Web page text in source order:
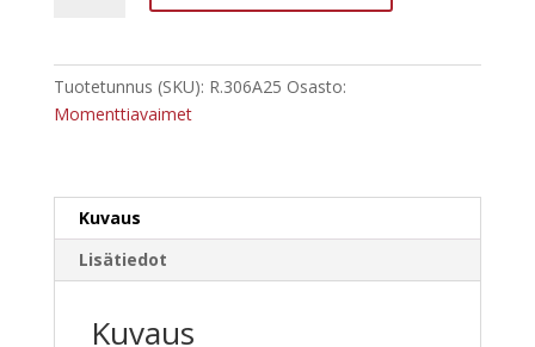
Tuotetunnus (SKU): R.306A25 Osasto:
Momenttiavaimet
Kuvaus
Lisätiedot
Kuvaus